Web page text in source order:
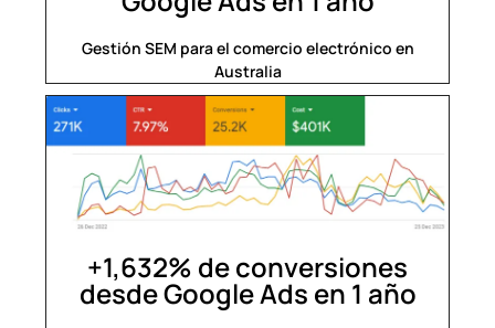
Gestión SEM para el comercio electrónico en
Australia
+1,632% de conversiones
desde Google Ads en 1 año​